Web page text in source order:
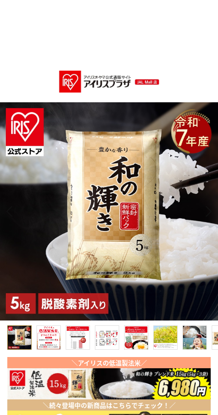
＼アイリスの低温製法米／
＼続々登場中の新商品はこちらでチェック！／